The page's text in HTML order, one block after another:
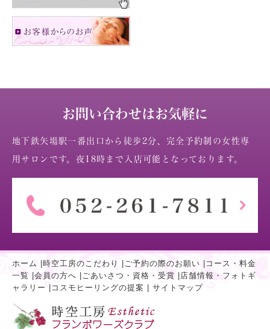
お問い合わせはお気軽に
地下鉄矢場駅一番出口から徒歩2分、完全予約制の女性専
用サロンです。夜18時まで入店可能となっております。
ホーム 時空工房のこだわり ご予約の際のお願い
コース・料金
一覧
会員の方へ ごあいさつ・資格・受賞
店舗情報・フォトギ
ャラリー
コスモヒーリングの提案 サイトマップ